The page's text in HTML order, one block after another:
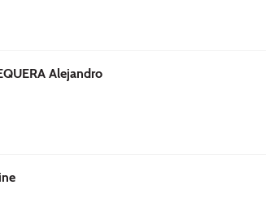
Alejandro